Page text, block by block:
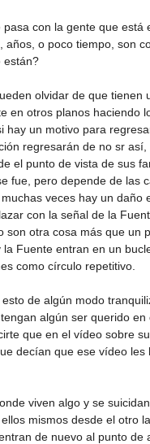
pasa con la gente que está
años, o poco tiempo, son
están?
olvidar de que tienen
en otros planos haciendo
hay un motivo para
regresarán de no sr
el punto de vista de sus
fue, pero depende de las
veces hay un daño
con la señal de la
son otra cosa más que un
la Fuente entran en un
como círculo repetitivo.
esto de algún modo
algún ser querido en
que en el vídeo sobre
decían que ese vídeo les
viven algo y se
mismos desde el otro
de nuevo al punto de